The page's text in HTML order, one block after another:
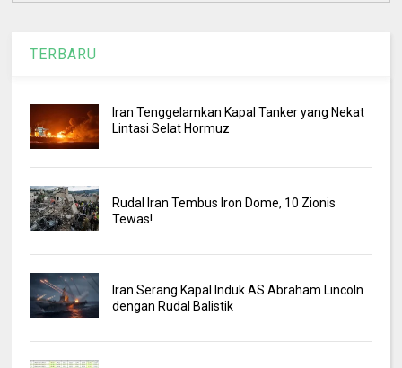
TERBARU
Iran Tenggelamkan Kapal Tanker yang Nekat
Lintasi Selat Hormuz
Rudal Iran Tembus Iron Dome, 10 Zionis
Tewas!
Iran Serang Kapal Induk AS Abraham Lincoln
dengan Rudal Balistik